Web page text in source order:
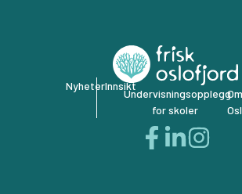
NyheterInnsikt
Undervisningsopplegg
for skoler